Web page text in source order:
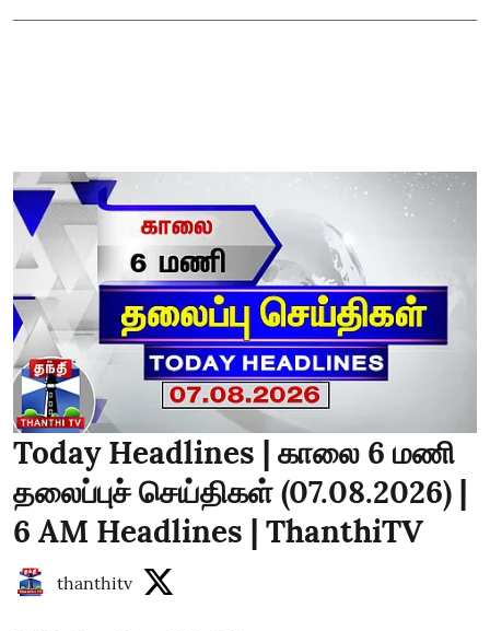
Today Headlines | காலை 6 மணி
தலைப்புச் செய்திகள் (07.08.2026) |
6 AM Headlines | ThanthiTV
thanthitv